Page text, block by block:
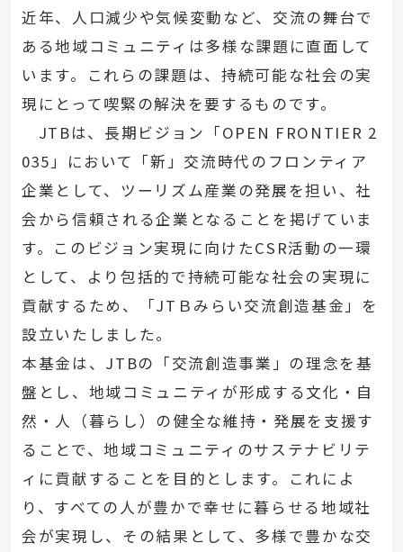
近年、人口減少や気候変動など、交流の舞台で
ある地域コミュニティは多様な課題に直面して
います。これらの課題は、持続可能な社会の実
現にとって喫緊の解決を要するものです。
JTBは、長期ビジョン「OPEN FRONTIER 2
035」において「新」交流時代のフロンティア
企業として、ツーリズム産業の発展を担い、社
会から信頼される企業となることを掲げていま
す。このビジョン実現に向けたCSR活動の一環
として、より包括的で持続可能な社会の実現に
貢献するため、「JTＢみらい交流創造基金」を
設立いたしました。
本基金は、JTBの「交流創造事業」の理念を基
盤とし、地域コミュニティが形成する文化・自
然・人（暮らし）の健全な維持・発展を支援す
ることで、地域コミュニティのサステナビリテ
ィに貢献することを目的とします。これによ
り、すべての人が豊かで幸せに暮らせる地域社
会が実現し、その結果として、多様で豊かな交